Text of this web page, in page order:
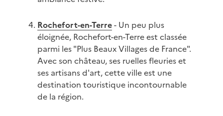
Rochefort-en-Terre- Un peu plus
éloignée, Rochefort-en-Terre est classée
parmi les "Plus Beaux Villages de France".
Avec son château, ses ruelles fleuries et
ses artisans d'art, cette ville est une
destination touristique incontournable
de la région.